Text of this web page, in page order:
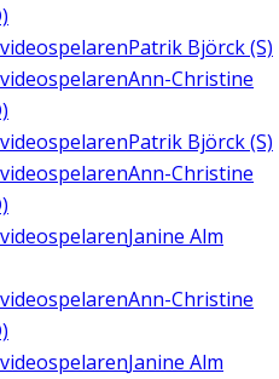
Patrik Björck (S)
Ann-Christine
Patrik Björck (S)
Ann-Christine
Janine Alm
Ann-Christine
Janine Alm